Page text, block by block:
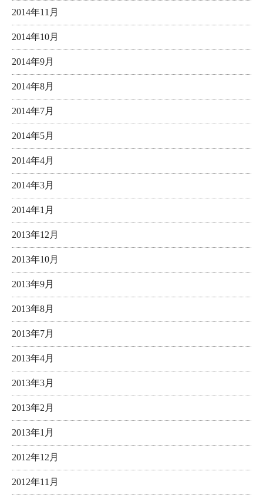
2014年11月
2014年10月
2014年9月
2014年8月
2014年7月
2014年5月
2014年4月
2014年3月
2014年1月
2013年12月
2013年10月
2013年9月
2013年8月
2013年7月
2013年4月
2013年3月
2013年2月
2013年1月
2012年12月
2012年11月